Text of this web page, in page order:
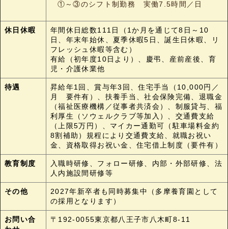
①～③のシフト制勤務 実働7.5時間／日
休日休暇
年間休日総数111日（1か月を通じて8日～10
日、年末年始休、夏季休暇5日、誕生日休暇、リ
フレッシュ休暇等含む）
有給（初年度10日より）、慶弔、産前産後、育
児・介護休業他
待遇
昇給年1回、賞与年3回、住宅手当（10,000円／
月 要件有）、扶養手当、社会保険完備、退職金
（福祉医療機構／従事者共済会）、制服貸与、福
利厚生（ソウェルクラブ等加入）、交通費支給
（上限5万円）、マイカー通勤可（駐車場料金約
8割補助）規程により交通費支給、就職お祝い
金、資格取得お祝い金、住宅借上制度（要件有）
教育制度
入職時研修、フォロー研修、内部・外部研修、法
人内施設間研修等
その他
2027年新卒者も同時募集中（多摩養育園として
の採用となります）
お問い合
〒192-0055東京都八王子市八木町8-11